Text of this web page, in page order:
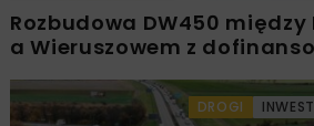
Rozbudowa DW450 między
a Wieruszowem z
DROGI